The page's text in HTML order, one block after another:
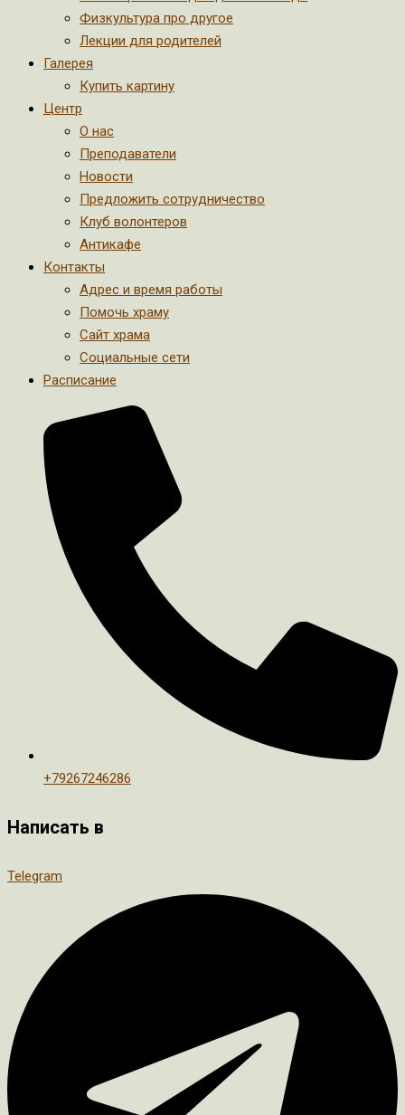
Физкультура про другое
Лекции для родителей
Галерея
Купить картину
Центр
О нас
Преподаватели
Новости
Предложить сотрудничество
Клуб волонтеров
Антикафе
Контакты
Адрес и время работы
Помочь храму
Сайт храма
Социальные сети
Расписание
+79267246286
Написать в
Telegram